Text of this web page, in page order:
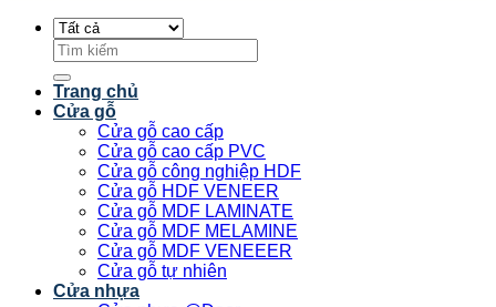
Tìm
kiếm:
Trang chủ
Cửa gỗ
Cửa gỗ cao cấp
Cửa gỗ cao cấp PVC
Cửa gỗ công nghiệp HDF
Cửa gỗ HDF VENEER
Cửa gỗ MDF LAMINATE
Cửa gỗ MDF MELAMINE
Cửa gỗ MDF VENEEER
Cửa gỗ tự nhiên
Cửa nhựa